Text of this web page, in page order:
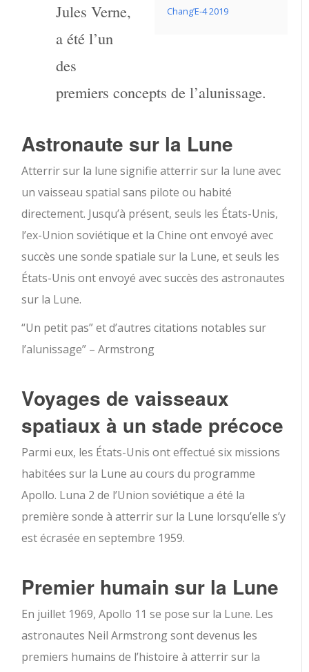
Chang’E-4 2019
Jules Verne,
a été l’un
des
premiers concepts de l’alunissage.
Astronaute sur la Lune
Atterrir sur la lune signifie atterrir sur la lune avec
un vaisseau spatial sans pilote ou habité
directement. Jusqu’à présent, seuls les États-Unis,
l’ex-Union soviétique et la Chine ont envoyé avec
succès une sonde spatiale sur la Lune, et seuls les
États-Unis ont envoyé avec succès des astronautes
sur la Lune.
“Un petit pas” et d’autres citations notables sur
l’alunissage” – Armstrong
Voyages de vaisseaux
spatiaux à un stade précoce
Parmi eux, les États-Unis ont effectué six missions
habitées sur la Lune au cours du programme
Apollo. Luna 2 de l’Union soviétique a été la
première sonde à atterrir sur la Lune lorsqu’elle s’y
est écrasée en septembre 1959.
Premier humain sur la Lune
En juillet 1969, Apollo 11 se pose sur la Lune. Les
astronautes Neil Armstrong sont devenus les
premiers humains de l’histoire à atterrir sur la